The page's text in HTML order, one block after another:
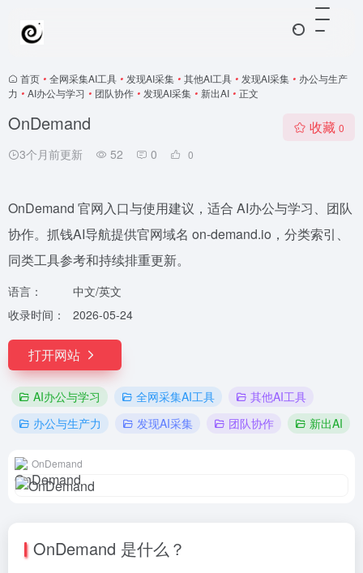
首页 • 全网采集AI工具 • 发现AI采集 • 其他AI工具 • 发现AI采集 • 办公与生产
力 • AI办公与学习 • 团队协作 • 发现AI采集 • 新出AI • 正文
OnDemand
3个月前更新 52 0 0
收藏 0
OnDemand 官网入口与使用建议，适合 AI办公与学习、团队
协作。抓钱AI导航提供官网域名 on-demand.io，分类索引、
同类工具参考和持续排重更新。
语言：
中文/英文
收录时间：
2026-05-24
打开网站
AI办公与学习 全网采集AI工具
其他AI工具
办公与生产力
发现AI采集 团队协作 新出AI
OnDemand
OnDemand 是什么？